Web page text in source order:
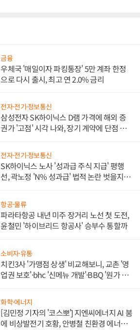
금융
우체국 '매일이자 파킹통장' 5만 계좌 한정
으로 다시 출시, 최고 연 2.0% 금리
전자·전기·정보통신
삼성전자 SK하이닉스 D램 가격에 해외 증
권가 '고점' 시각 나와, 장기 계약에 단점 부
전자·전기·정보통신
SK하이닉스 노사 '성과급 주식 지급' 평행
선, 곽노정 'N% 성과급' 법적 논란 벗을지 주
항공·물류
파라타항공 내년 미주 장거리 노선 첫 도전,
윤철민 '하이브리드 항공사' 승부수 통할까
소비자·유통
치킨3사 '가맹점 상생' 비교해보니, 교촌 '영
업권 보호'·bhc '신메뉴 개발'·BBQ '원가 부
화학·에너지
[김민정 기자의 '코스뽀'] 지엔씨에너지 AI 붐
에 비상발전기 호황, 안병철 친환경 에너지